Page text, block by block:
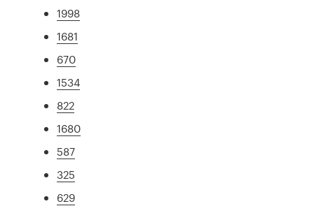
1998
1681
670
1534
822
1680
587
325
629